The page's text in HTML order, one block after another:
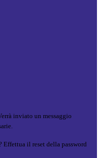
inviato un messaggio
Effettua il reset della password